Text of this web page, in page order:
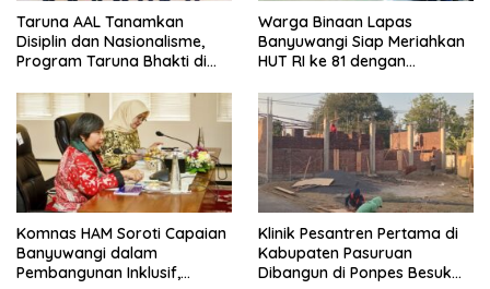
Taruna AAL Tanamkan
Disiplin dan Nasionalisme,
Program Taruna Bhakti di
Warga Binaan Lapas
Banyuwangi Siap Meriahkan
HUT RI ke 81 dengan
Komnas HAM Soroti Capaian
Banyuwangi dalam
Pembangunan Inklusif,
Klinik Pesantren Pertama di
Kabupaten Pasuruan
Dibangun di Ponpes Besuk